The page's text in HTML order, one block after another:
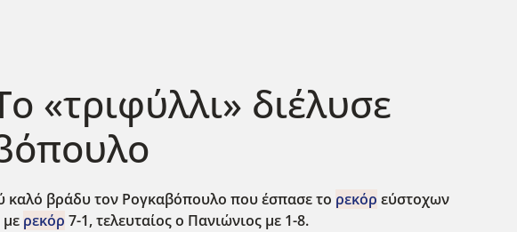
«τριφύλλι» διέλυσε
καλό βράδυ τον Ρογκαβόπουλο που έσπασε το ρεκόρ εύστοχων
ρεκόρ 7-1, τελευταίος ο Πανιώνιος με 1-8.